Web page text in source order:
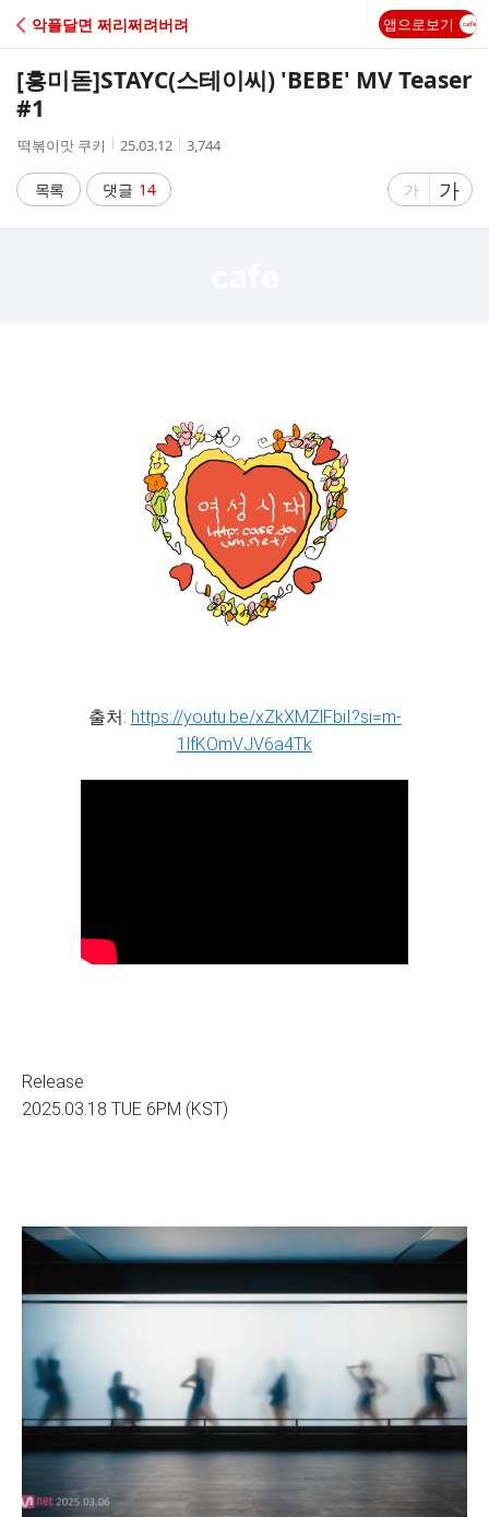
C
A
악플달면 쩌리쩌려버려 앱으로보기
[흥미돋]STAYC(스테이씨) 'BEBE' MV Teaser
#1
작
자
떡볶이맛 쿠키
작
시
간
25.03.12
조
3,744
목록 댓글 14
글
가
글
자
가
출처: https://youtu.be/xZkXMZlFbiI?si=m-
1lfKOmVJV6a4Tk
Release
2025.03.18 TUE 6PM (KST)